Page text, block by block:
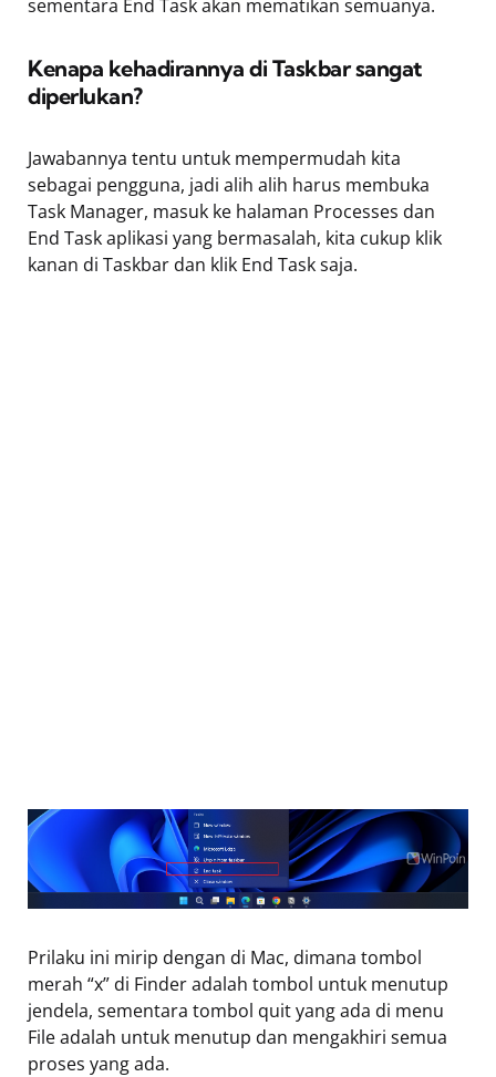
sementara End Task akan mematikan semuanya.
Kenapa kehadirannya di Taskbar sangat
diperlukan?
Jawabannya tentu untuk mempermudah kita
sebagai pengguna, jadi alih alih harus membuka
Task Manager, masuk ke halaman Processes dan
End Task aplikasi yang bermasalah, kita cukup klik
kanan di Taskbar dan klik End Task saja.
Prilaku ini mirip dengan di Mac, dimana tombol
merah “x” di Finder adalah tombol untuk menutup
jendela, sementara tombol quit yang ada di menu
File adalah untuk menutup dan mengakhiri semua
proses yang ada.